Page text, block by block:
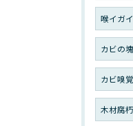
喉イガ
カビの塊
カビ嗅
木材腐